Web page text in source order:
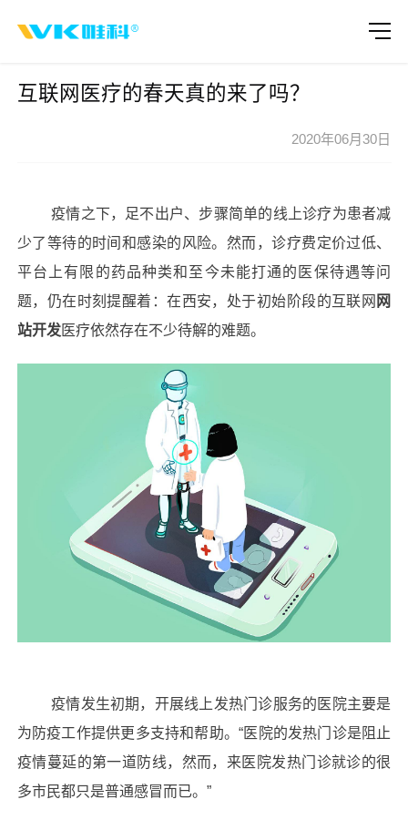
互联网医疗的春天真的来了吗？
2020年06月30日
疫情之下，足不出户、步骤简单的线上诊疗为患者减
少了等待的时间和感染的风险。然而，诊疗费定价过低、
平台上有限的药品种类和至今未能打通的医保待遇等问
题，仍在时刻提醒着：在西安，处于初始阶段的互联网 网
站开发医疗依然存在不少待解的难题。
疫情发生初期，开展线上发热门诊服务的医院主要是
为防疫工作提供更多支持和帮助。“医院的发热门诊是阻止
疫情蔓延的第一道防线，然而，来医院发热门诊就诊的很
多市民都只是普通感冒而已。”